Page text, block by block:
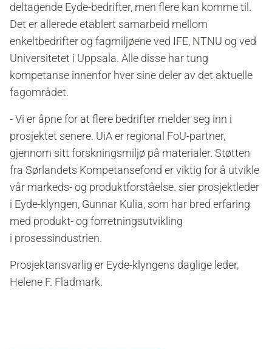
deltagende Eyde-bedrifter, men flere kan komme til.
Det er allerede etablert samarbeid mellom
enkeltbedrifter og fagmiljøene ved IFE, NTNU og ved
Universitetet i Uppsala. Alle disse har tung
kompetanse innenfor hver sine deler av det aktuelle
fagområdet.
- Vi er åpne for at flere bedrifter melder seg inn i
prosjektet senere. UiA er regional FoU-partner,
gjennom sitt forskningsmiljø på materialer. Støtten
fra Sørlandets Kompetansefond er viktig for å utvikle
vår markeds- og produktforståelse. sier prosjektleder
i Eyde-klyngen, Gunnar Kulia, som har bred erfaring
med produkt- og forretningsutvikling
i prosessindustrien.
Prosjektansvarlig er Eyde-klyngens daglige leder,
Helene F. Fladmark.